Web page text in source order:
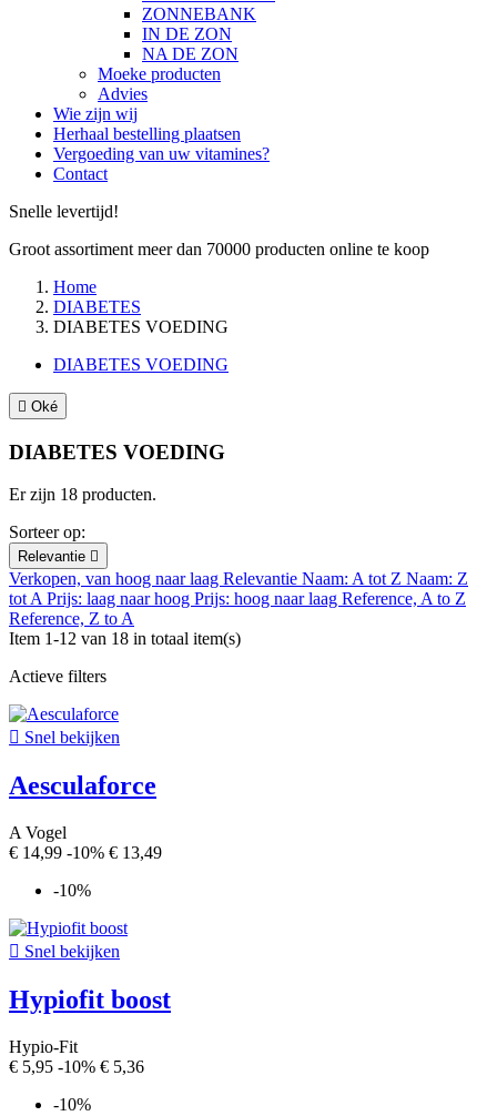
ZONNEBANK
IN DE ZON
NA DE ZON
Moeke producten
Advies
Wie zijn wij
Herhaal bestelling plaatsen
Vergoeding van uw vitamines?
Contact
Snelle levertijd!
Groot assortiment meer dan 70000 producten online te koop
Home
DIABETES
DIABETES VOEDING
DIABETES VOEDING
 Oké
DIABETES VOEDING
Er zijn 18 producten.
Sorteer op:
Relevantie 
Verkopen, van hoog naar laag Relevantie Naam: A tot Z Naam: Z
tot APrijs: laag naar hoog Prijs: hoog naar laag Reference, A to Z
Reference, Z to A
Item 1-12 van 18 in totaal item(s)
Actieve filters
 Snel bekijken
Aesculaforce
A Vogel
€ 14,99 -10% € 13,49
-10%
 Snel bekijken
Hypiofit boost
Hypio-Fit
€ 5,95 -10% € 5,36
-10%